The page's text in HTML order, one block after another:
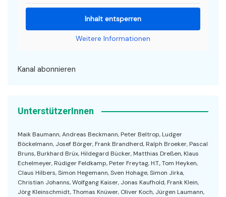
Inhalt entsperren
Weitere Informationen
Kanal abonnieren
UnterstützerInnen
Maik Baumann, Andreas Beckmann, Peter Beltrop, Ludger
Böckelmann, Josef Börger, Frank Brandherd, Ralph Broeker, Pascal
Bruns, Burkhard Brüx, Hildegard Bücker, Matthias Dreßen, Klaus
Echelmeyer, Rüdiger Feldkamp, Peter Freytag, H.T., Tom Heyken,
Claus Hilbers, Simon Hegemann, Sven Hohage, Simon Jirka,
Christian Johanns, Wolfgang Kaiser, Jonas Kaufhold, Frank Klein,
Jörg Kleinschmidt, Thomas Knüwer, Oliver Koch, Jürgen Laumann,